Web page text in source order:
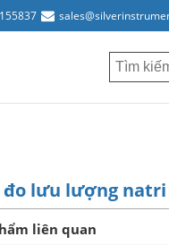
đo lưu lượng
liên quan